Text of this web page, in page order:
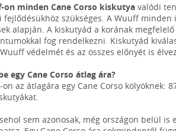
on minden Cane Corso kiskutya valódi
fejlődésükhöz szükséges. A Wuuff
alapján. A kiskutyád a korának
fog rendelkezni. Kiskutyád
védelmét és az összes előnyét is
egy Cane Corso átlag ára?
az átlagára egy Cane Corso kölyöknek:
sem azonosak, még országon belül